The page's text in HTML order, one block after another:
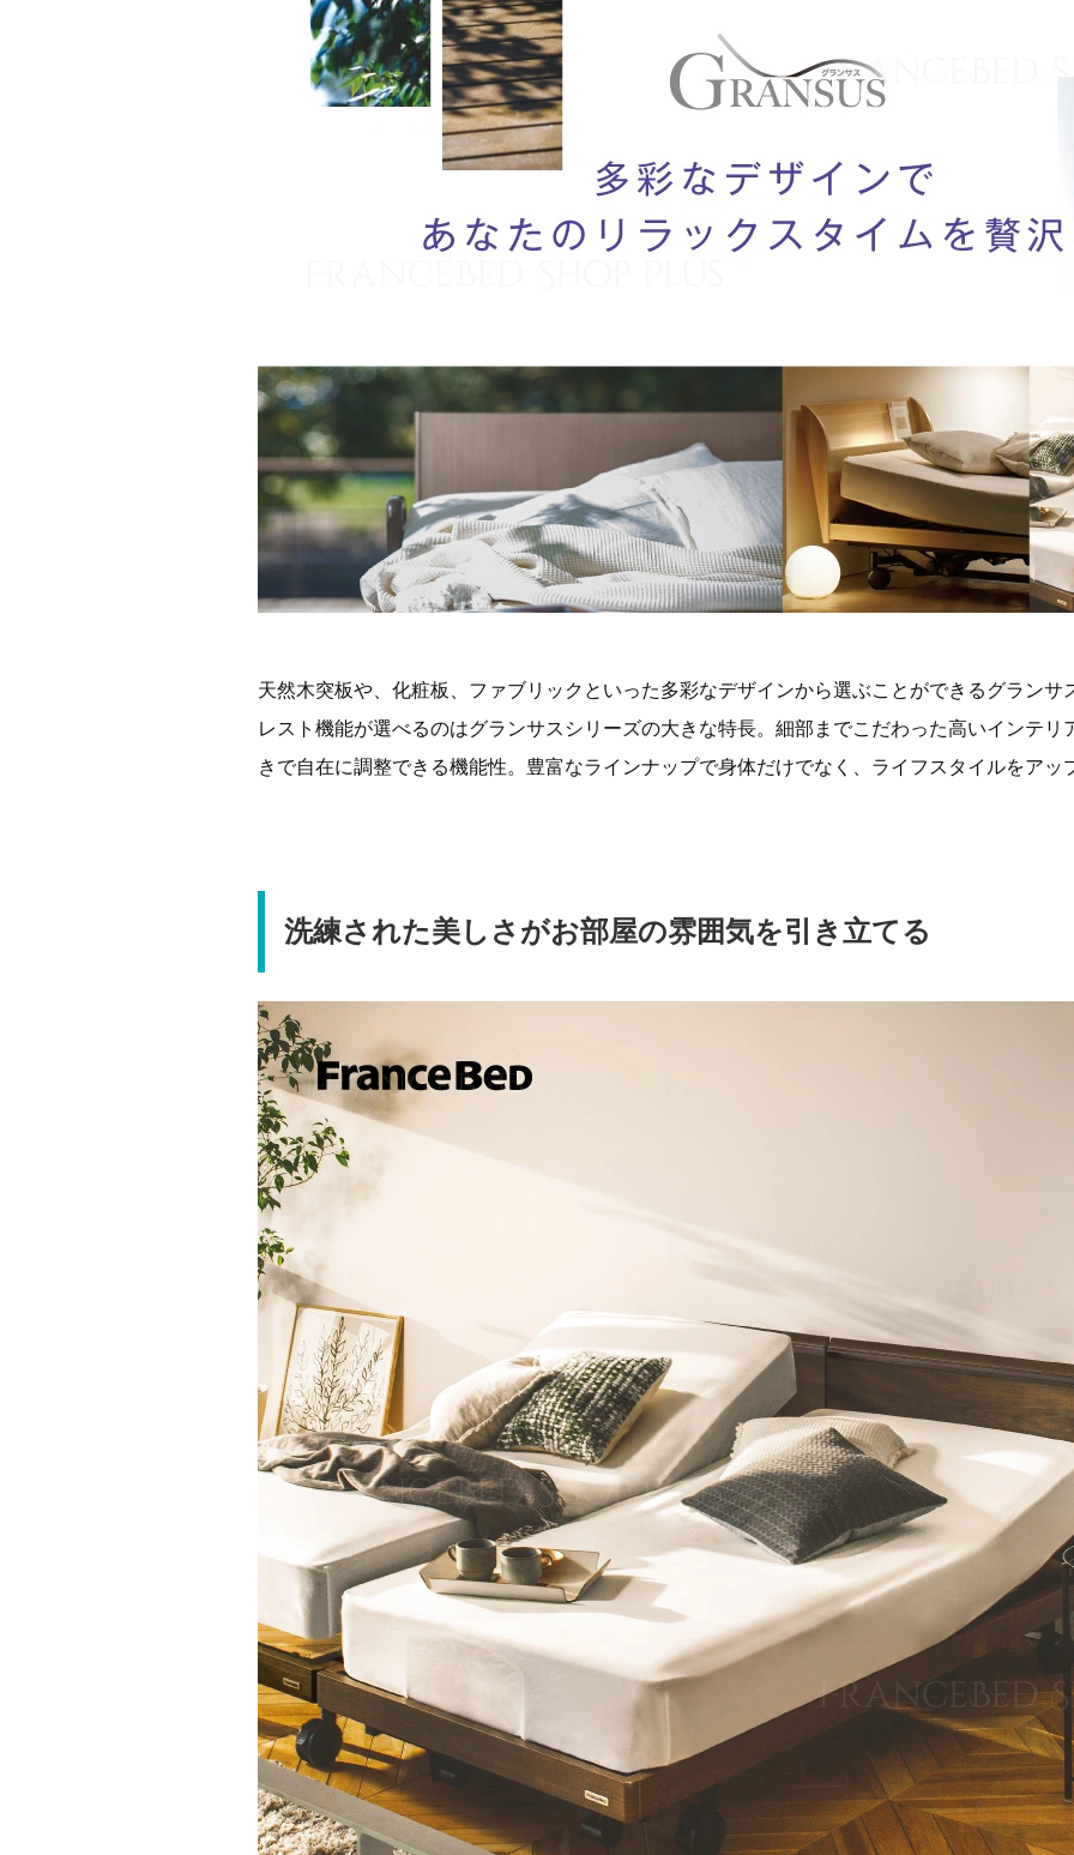
天然木突板や、化粧板、ファブリックといった多彩なデザインから選ぶことができるグランサ
レスト機能が選べるのはグランサスシリーズの大きな特長。細部までこだわった高いインテリ
きで自在に調整できる機能性。豊富なラインナップで身体だけでなく、ライフスタイルをアッ
洗練された美しさがお部屋の雰囲気を引き立てる